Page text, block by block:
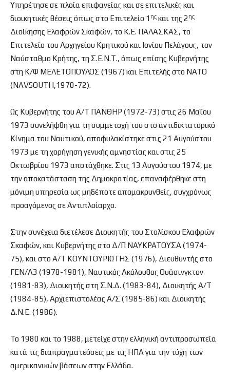
Υπηρέτησε σε πλοία επιφανείας και σε επιτελικές και
διοικητικές θέσεις όπως στο Επιτελείο 1 ης και της 2ης
Διοίκησης Ελαφρών Σκαφών, το Κ.Ε. ΠΑΛΑΣΚΑΣ, το
Επιτελείο του Αρχηγείου Κρητικού και Ιονίου Πελάγους, τον
Ναύσταθμο Κρήτης, τη Σ.Ε.Ν.Τ., όπως επίσης Κυβερνήτης
στη Κ/Φ ΜΕΛΕΤΟΠΟΥΛΟΣ (1967) και Επιτελής στο ΝΑΤΟ
(NAVSOUTH,1970-72).
Ως Κυβερνήτης του Α/Τ ΠΑΝΘΗΡ (1972-73) στις 26 Μαΐου
1973 συνελήφθη για τη συμμετοχή του στο αντιδικτατορικό
Κίνημα του Ναυτικού, αποφυλακίστηκε στις 21 Αυγούστου
1973 με τη χορήγηση γενικής αμνηστίας και στις 25
Οκτωβρίου 1973 αποτάχθηκε. Στις 13 Αυγούστου 1974, με
την αποκατάσταση της Δημοκρατίας, επαναφέρθηκε στη
μόνιμη υπηρεσία ως μηδέποτε απομακρυνθείς, συγχρόνως
προαγόμενος σε Αντιπλοίαρχο.
Στην συνέχεια διετέλεσε Διοικητής του Στολίσκου Ελαφρών
Σκαφών, και Κυβερνήτης στο Δ/Π ΝΑΥΚΡΑΤΟΥΣΑ (1974-
75), και στο Α/Τ ΚΟΥΝΤΟΥΡΙΩΤΗΣ (1976), Διευθυντής στο
ΓΕΝ/Α3 (1978-1981), Ναυτικός Ακόλουθος Ουάσινγκτον
(1981-83), Διοικητής στη Σ.Ν.Δ. (1983-84), Διοικητής Α/Τ
(1984-85), Αρχιεπιστολέας Α/Σ (1985-86) και Διοικητής
Δ.Ν.Ε. (1986).
Το 1980 και το 1988, μετείχε στην ελληνική αντιπροσωπεία
κατά τις διαπραγματεύσεις με τις ΗΠΑ για την τύχη των
αμερικανικών βάσεων στην Ελλάδα.